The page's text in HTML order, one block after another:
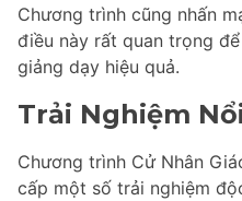
Chương trình cũng nhấn
điều này rất quan trọng
giảng dạy hiệu quả.
Trải Nghiệm
Chương trình Cử Nhân
cấp một số trải nghiệm